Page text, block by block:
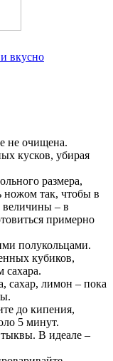
вкусно
не очищена.
кусков, убирая
размера,
ножом так, чтобы в
величины – в
примерно
полукольцами.
кубиков,
сахара.
сахар, лимон – пока
до кипения,
5 минут.
В идеале –